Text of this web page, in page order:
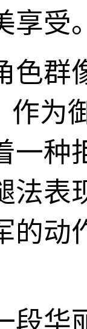
享受
色群
作为
一种
法表
的动
段华